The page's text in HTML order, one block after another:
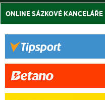
ONLINE SÁZKOVÉ KANCELÁŘE